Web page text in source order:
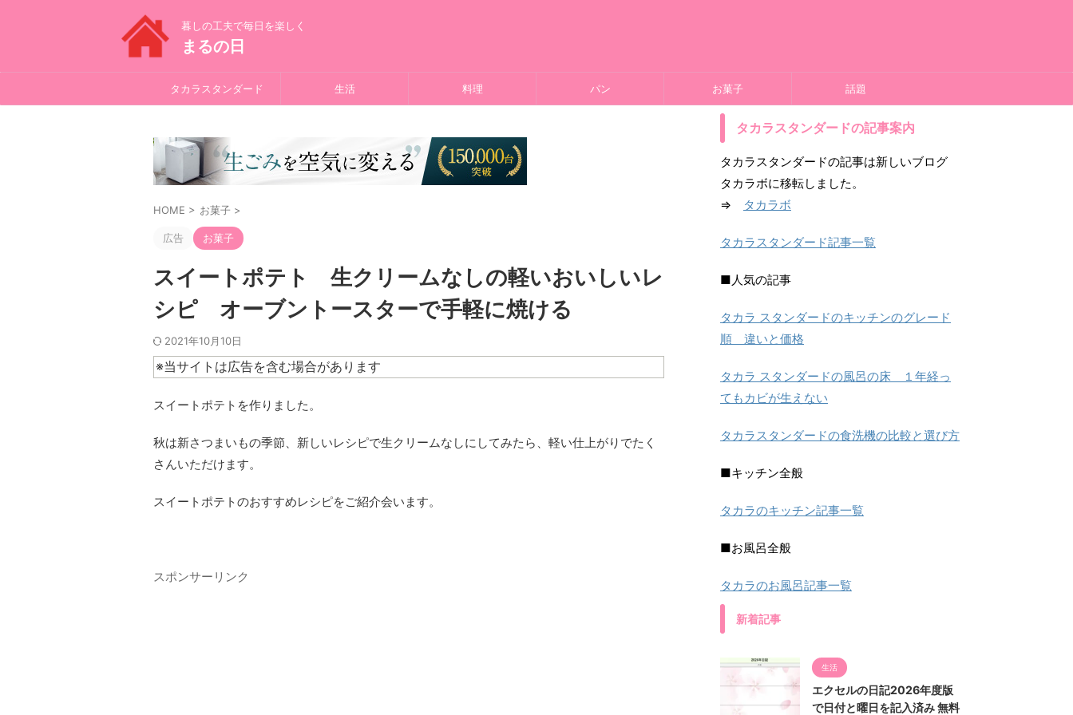
暮しの工夫で毎日を楽しく
まるの日
タカラスタンダード 生活 料理 パン お菓子 話題
HOME > お菓子 >
広告 お菓子
スイートポテト 生クリームなしの軽いおいしいレ
シピ オーブントースターで手軽に焼ける
2021年10月10日
※当サイトは広告を含む場合があります
スイートポテトを作りました。
秋は新さつまいもの季節、新しいレシピで生クリームなしにしてみたら、軽い仕上がりでたく
さんいただけます。
スイートポテトのおすすめレシピをご紹介会います。
スポンサーリンク
タカラスタンダードの記事案内
タカラスタンダードの記事は新しいブログ
タカラボに移転しました。
⇒
タカラボ
タカラスタンダード記事一覧
■人気の記事
タカラ スタンダードのキッチンのグレード
順 違いと価格
タカラ スタンダードの風呂の床 １年経っ
てもカビが生えない
タカラスタンダードの食洗機の比較と選び方
■キッチン全般
タカラのキッチン記事一覧
■お風呂全般
タカラのお風呂記事一覧
新着記事
生活
エクセルの日記2026年度版
で日付と曜日を記入済み 無料